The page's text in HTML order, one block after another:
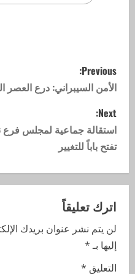
Previous:
الأمن السيبراني: درع العصر
Next:
استقالة جماعية لمجلس فرع
تفتح باباً للتغيير
اترك تعليقاً
لن يتم نشر عنوان بريدك
إليها بـ*
التعليق *